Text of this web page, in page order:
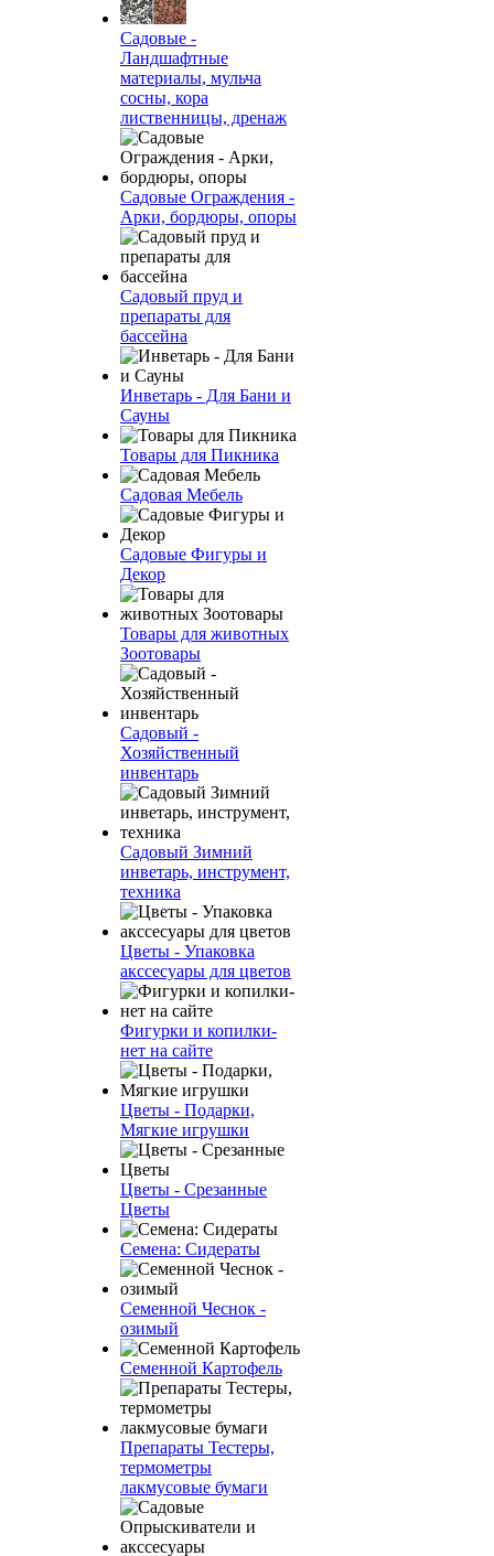
Садовые -
Ландшафтные
материалы, мульча
сосны, кора
лиственницы, дренаж
Садовые Ограждения -
Арки, бордюры, опоры
Садовый пруд и
препараты для
бассейна
Инветарь - Для Бани и
Сауны
Товары для Пикника
Садовая Мебель
Садовые Фигуры и
Декор
Товары для животных
Зоотовары
Садовый -
Хозяйственный
инвентарь
Садовый Зимний
инветарь, инструмент,
техника
Цветы - Упаковка
акссесуары для цветов
Фигурки и копилки-
нет на сайте
Цветы - Подарки,
Мягкие игрушки
Цветы - Срезанные
Цветы
Семена: Сидераты
Семенной Чеснок -
озимый
Семенной Картофель
Препараты Тестеры,
термометры
лакмусовые бумаги